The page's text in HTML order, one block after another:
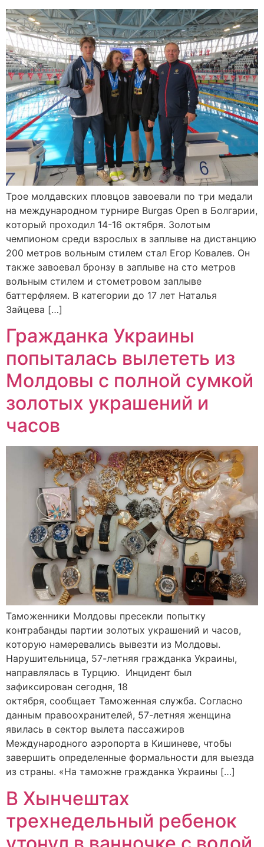
Трое молдавских пловцов завоевали по три медали
на международном турнире Burgas Open в Болгарии,
который проходил 14-16 октября. Золотым
чемпионом среди взрослых в заплыве на дистанцию
200 метров вольным стилем стал Егор Ковалев. Он
также завоевал бронзу в заплыве на сто метров
вольным стилем и стометровом заплыве
баттерфляем. В категории до 17 лет Наталья
Зайцева […]
Гражданка Украины
попыталась вылететь из
Молдовы с полной сумкой
золотых украшений и
часов
Таможенники Молдовы пресекли попытку
контрабанды партии золотых украшений и часов,
которую намеревались вывезти из Молдовы.
Нарушительница, 57-летняя гражданка Украины,
направлялась в Турцию. Инцидент был
зафиксирован сегодня, 18
октября, сообщает Таможенная служба. Согласно
данным правоохранителей, 57-летняя женщина
явилась в сектор вылета пассажиров
Международного аэропорта в Кишиневе, чтобы
завершить определенные формальности для выезда
из страны. «На таможне гражданка Украины […]
В Хынчештах
трехнедельный ребенок